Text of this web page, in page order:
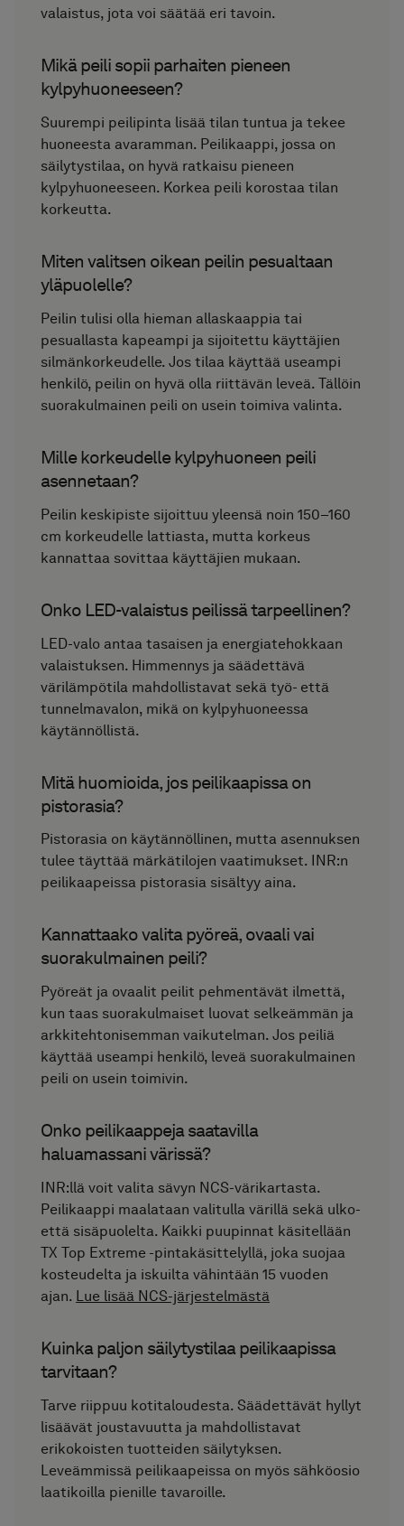
valaistus, jota voi säätää eri tavoin.
Mikä peili sopii parhaiten pieneen
kylpyhuoneeseen?
Suurempi peilipinta lisää tilan tuntua ja tekee
huoneesta avaramman. Peilikaappi, jossa on
säilytystilaa, on hyvä ratkaisu pieneen
kylpyhuoneeseen. Korkea peili korostaa tilan
korkeutta.
Miten valitsen oikean peilin pesualtaan
yläpuolelle?
Peilin tulisi olla hieman allaskaappia tai
pesuallasta kapeampi ja sijoitettu käyttäjien
silmänkorkeudelle. Jos tilaa käyttää useampi
henkilö, peilin on hyvä olla riittävän leveä. Tällöin
suorakulmainen peili on usein toimiva valinta.
Mille korkeudelle kylpyhuoneen peili
asennetaan?
Peilin keskipiste sijoittuu yleensä noin 150–160
cm korkeudelle lattiasta, mutta korkeus
kannattaa sovittaa käyttäjien mukaan.
Onko LED-valaistus peilissä tarpeellinen?
LED-valo antaa tasaisen ja energiatehokkaan
valaistuksen. Himmennys ja säädettävä
värilämpötila mahdollistavat sekä työ- että
tunnelmavalon, mikä on kylpyhuoneessa
käytännöllistä.
Mitä huomioida, jos peilikaapissa on
pistorasia?
Pistorasia on käytännöllinen, mutta asennuksen
tulee täyttää märkätilojen vaatimukset. INR:n
peilikaapeissa pistorasia sisältyy aina.
Kannattaako valita pyöreä, ovaali vai
suorakulmainen peili?
Pyöreät ja ovaalit peilit pehmentävät ilmettä,
kun taas suorakulmaiset luovat selkeämmän ja
arkkitehtonisemman vaikutelman. Jos peiliä
käyttää useampi henkilö, leveä suorakulmainen
peili on usein toimivin.
Onko peilikaappeja saatavilla
haluamassani värissä?
INR:llä voit valita sävyn NCS-värikartasta.
Peilikaappi maalataan valitulla värillä sekä ulko-
että sisäpuolelta. Kaikki puupinnat käsitellään
TX Top Extreme -pintakäsittelyllä, joka suojaa
kosteudelta ja iskuilta vähintään 15 vuoden
ajan. Lue lisää NCS-järjestelmästä
Kuinka paljon säilytystilaa peilikaapissa
tarvitaan?
Tarve riippuu kotitaloudesta. Säädettävät hyllyt
lisäävät joustavuutta ja mahdollistavat
erikokoisten tuotteiden säilytyksen.
Leveämmissä peilikaapeissa on myös sähköosio
laatikoilla pienille tavaroille.